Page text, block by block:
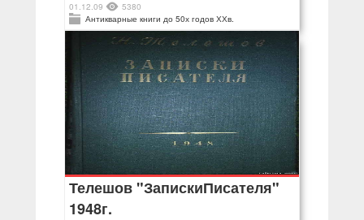
01.12.09
5380
Антикварные книги до 50х годов ХХв.
Телешов "ЗапискиПисателя"
1948г.